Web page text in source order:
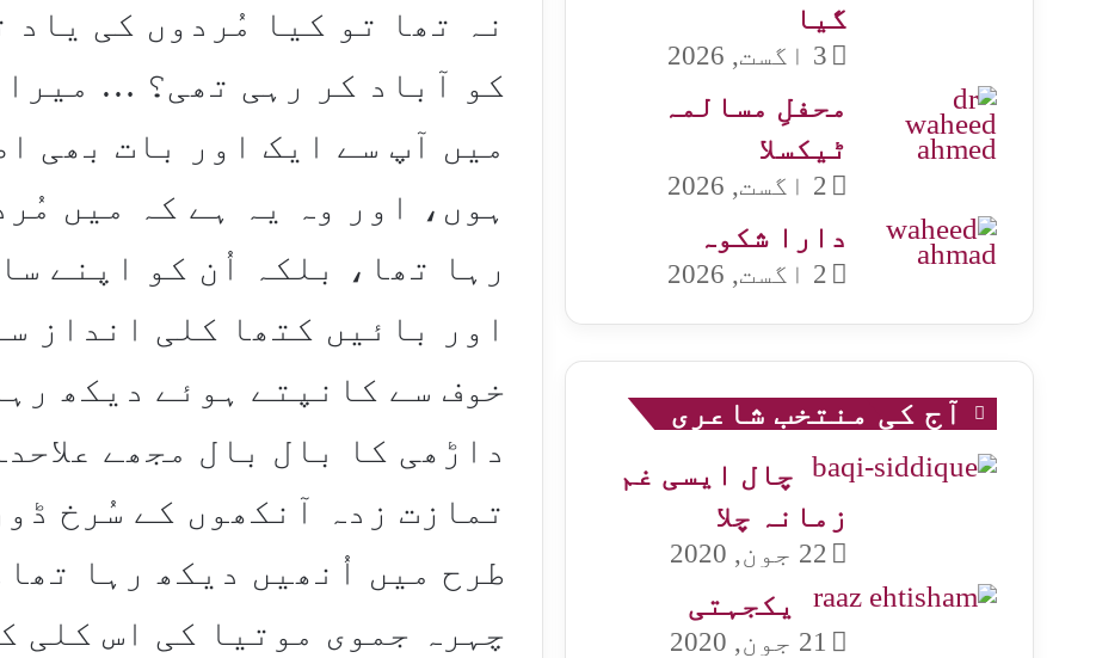
نہ تھا تو کیا مُردوں کی
کو آباد کر رہی تھی؟ …
میں آپ سے ایک اور بات بھی
ہوں، اور وہ یہ ہے کہ میں
رہا تھا، بلکہ اُن کو اپنے
اور بائیں کتھا کلی انداز
خوف سے کانپتے ہوئے دیکھ
داڑھی کا بال بال مجھے
تمازت زدہ آنکھوں کے سُرخ
طرح میں اُنھیں دیکھ رہا
چہرہ جموی موتیا کی اس کلی
گیا
3 اگست, 2026
محفلِ مسالمہ
ٹیکسلا
2 اگست, 2026
دارا شکوہ
2 اگست, 2026
آج کی منتخب شاعری
چال ایسی غم
زمانہ چلا
22 جون, 2020
یکجہتی
21 جون, 2020